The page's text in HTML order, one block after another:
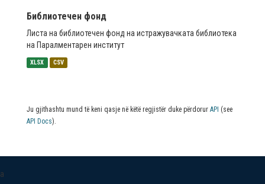
Библиотечен фонд
Листа на библиотечен фонд на истражувачката библиотека
на Паралментарен институт
XLSX CSV
Ju gjithashtu mund të keni qasje në këtë regjistër duke përdorur API (see
API Docs).
a